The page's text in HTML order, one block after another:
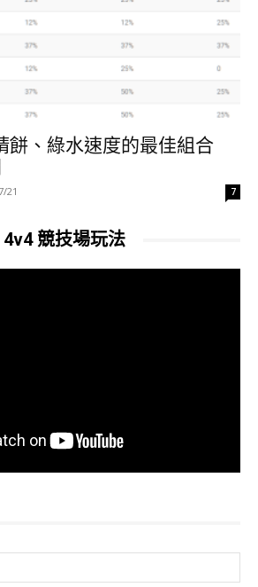
餅、綠水速度的最佳組合
21 7
競技場玩法